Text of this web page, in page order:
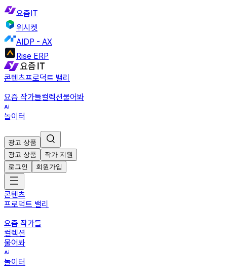
요즘IT
위시켓
AIDP - AX
Rise ERP
콘텐츠프로덕트 밸리
요즘 작가들컬렉션물어봐
놀이터
광고 상품
광고 상품
작가 지원
로그인
회원가입
콘텐츠
프로덕트 밸리
요즘 작가들
컬렉션
물어봐
놀이터